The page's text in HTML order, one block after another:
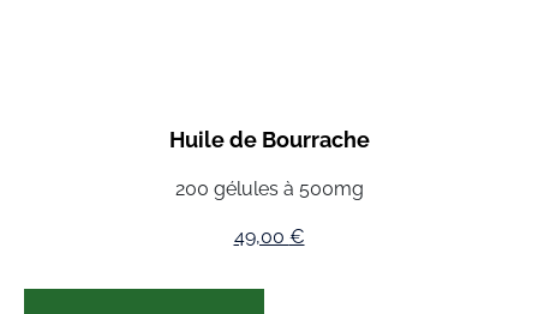
Huile de Bourrache
200 gélules à 500mg
49,00 €